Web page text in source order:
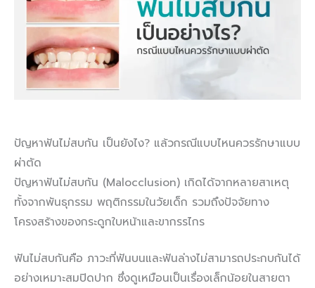
ปัญหาฟันไม่สบกัน เป็นยังไง? แล้วกรณีแบบไหนควรรักษาแบบ
ผ่าตัด
ปัญหาฟันไม่สบกัน (Malocclusion) เกิดได้จากหลายสาเหตุ
ทั้งจากพันธุกรรม พฤติกรรมในวัยเด็ก รวมถึงปัจจัยทาง
โครงสร้างของกระดูกใบหน้าและขากรรไกร
ฟันไม่สบกันคือ ภาวะที่ฟันบนและฟันล่างไม่สามารถประกบกันได้
อย่างเหมาะสมปิดปาก ซึ่งดูเหมือนเป็นเรื่องเล็กน้อยในสายตา